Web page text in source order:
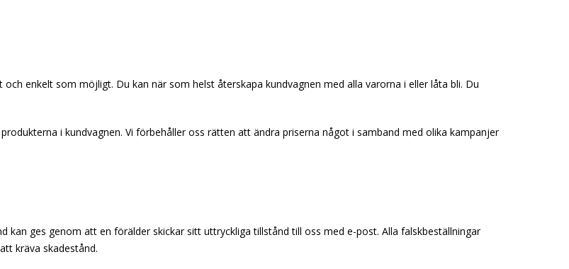
enkelt som möjligt. Du kan när som helst återskapa kundvagnen med alla varorna i eller låta bli. Du
i kundvagnen. Vi förbehåller oss rätten att ändra priserna något i samband med olika kampanjer
kan ges genom att en förälder skickar sitt uttryckliga tillstånd till oss med e-post. Alla falskbeställningar
kräva skadestånd.